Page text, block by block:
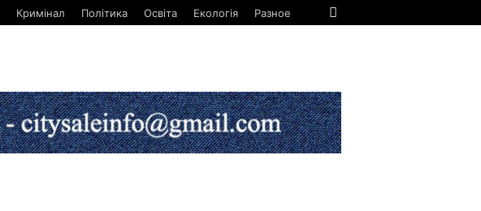
Кримінал Політика Освіта Екологія Разное